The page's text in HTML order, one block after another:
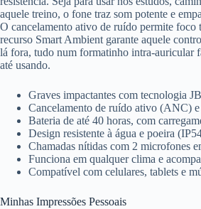
aquele treino, o fone traz som potente e
O cancelamento ativo de ruído permite foco
recurso Smart Ambient garante aquele
lá fora, tudo num formatinho intra-auricular
até usando.
Graves impactantes com tecnologia
Cancelamento de ruído ativo (ANC)
Bateria de até 40 horas, com
Design resistente à água e poeira
Chamadas nítidas com 2 microfones
Funciona em qualquer clima e
Compatível com celulares, tablets e
Minhas Impressões Pessoais